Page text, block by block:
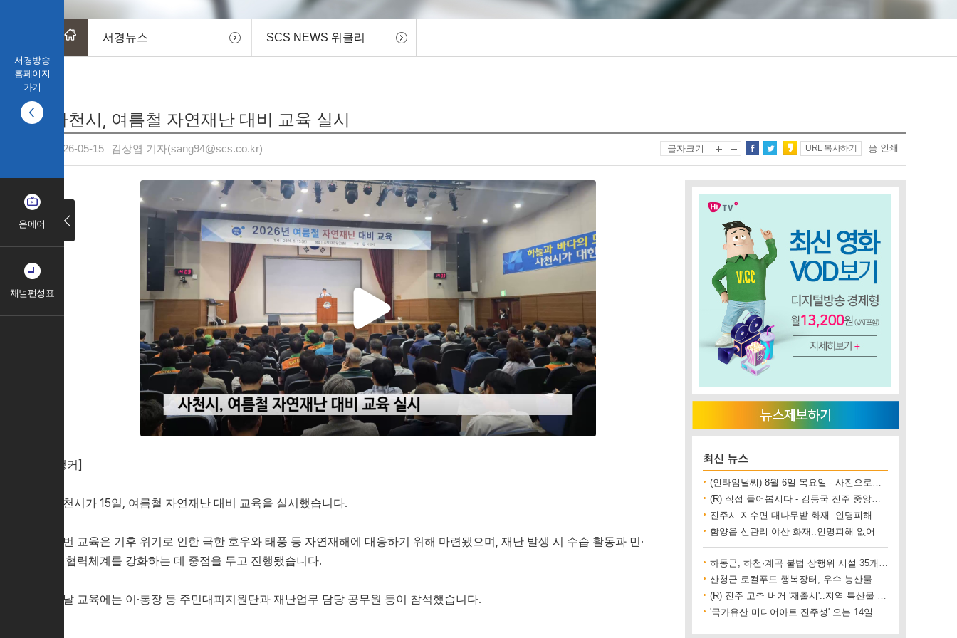
서경방송
홈페이지
가기
온에어
채널편성표
서경뉴스 SCS NEWS 위클리
사천시, 여름철 자연재난 대비 교육 실시
2026-05-15 김상엽 기자(sang94@scs.co.kr) 글자크기 URL 복사하기 인쇄
[앵커]
사천시가 15일, 여름철 자연재난 대비 교육을 실시했습니다.
이번 교육은 기후 위기로 인한 극한 호우와 태풍 등 자연재해에 대응하기 위해 마련됐으며, 재난 발생 시 수습 활동과 민·
관 협력체계를 강화하는 데 중점을 두고 진행됐습니다.
이날 교육에는 이·통장 등 주민대피지원단과 재난업무 담당 공무원 등이 참석했습니다.
최신 뉴스
(인타임날씨) 8월 6일 목요일 - 사진으로보는 날씨
(R) 직접 들어봅시다 - 김동국 진주 중앙시장 상인회장
진주시 지수면 대나무밭 화재..인명피해 없어
함양읍 신관리 야산 화재..인명피해 없어
하동군, 하천·계곡 불법 상행위 시설 35개소 철거
산청군 로컬푸드 행복장터, 우수 농산물 직거래 사업장 인증
(R) 진주 고추 버거 '재출시'..지역 특산물 홍보 기대
'국가유산 미디어아트 진주성' 오는 14일 개막